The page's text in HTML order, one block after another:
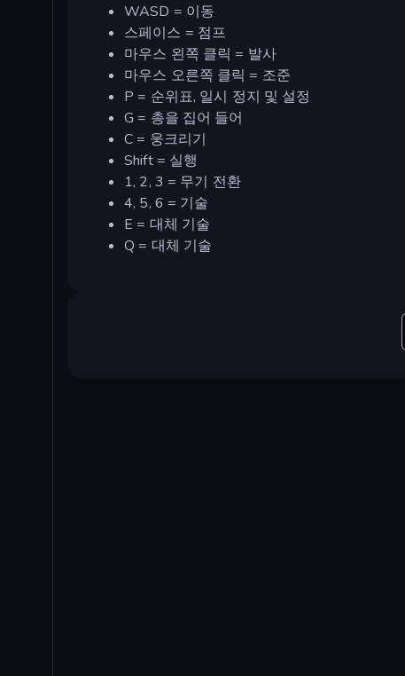
WASD = 이동
스페이스 = 점프
마우스 왼쪽 클릭 = 발사
마우스 오른쪽 클릭 = 조준
P = 순위표, 일시 정지 및 설정
G = 총을 집어 들어
C = 웅크리기
Shift = 실행
1, 2, 3 = 무기 전환
4, 5, 6 = 기술
E = 대체 기술
Q = 대체 기술